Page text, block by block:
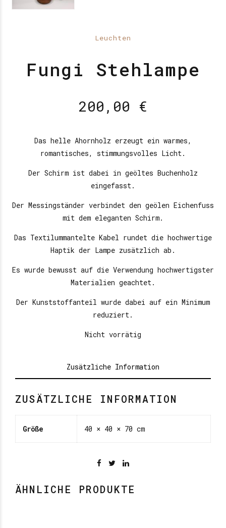
Leuchten
Fungi Stehlampe
200,00 €
Das helle Ahornholz erzeugt ein warmes,
romantisches, stimmungsvolles Licht.
Der Schirm ist dabei in geöltes Buchenholz
eingefasst.
Der Messingständer verbindet den geölen Eichenfuss
mit dem eleganten Schirm.
Das Textilummantelte Kabel rundet die hochwertige
Haptik der Lampe zusätzlich ab.
Es wurde bewusst auf die Verwendung hochwertigster
Materialien geachtet.
Der Kunststoffanteil wurde dabei auf ein Minimum
reduziert.
Nicht vorrätig
Zusätzliche Information
ZUSÄTZLICHE INFORMATION
Größe 40 × 40 × 70 cm
ÄHNLICHE PRODUKTE